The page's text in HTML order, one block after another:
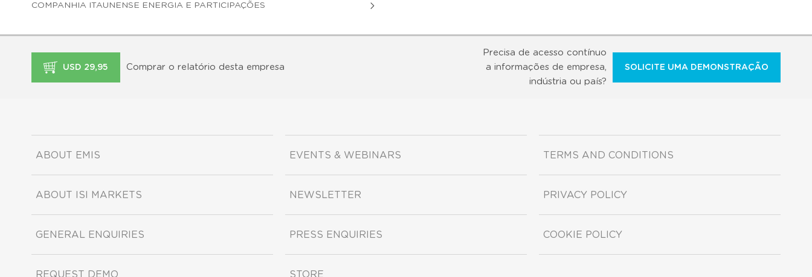
COMPANHIA ITAUNENSE ENERGIA E PARTICIPAÇÕES
USD 29,95 Comprar o relatório desta empresa
Precisa de acesso contínuo
a informações de empresa,
indústria ou país?
SOLICITE UMA DEMONSTRAÇÃO
ABOUT EMIS
ABOUT ISI MARKETS
GENERAL ENQUIRIES
REQUEST DEMO
EVENTS & WEBINARS
NEWSLETTER
PRESS ENQUIRIES
STORE
TERMS AND CONDITIONS
PRIVACY POLICY
COOKIE POLICY